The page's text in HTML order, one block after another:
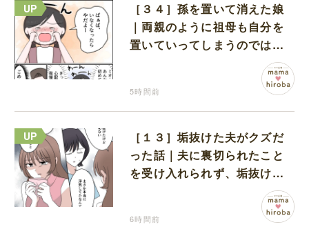
［３４］孫を置いて消えた娘
｜両親のように祖母も自分を
置いていってしまうのでは？
と怯えて泣く孫に心が痛む
5時間前
［１３］垢抜けた夫がクズだ
った話｜夫に裏切られたこと
を受け入れられず、垢抜けた
ことが関係しているのかと嘆
6時間前